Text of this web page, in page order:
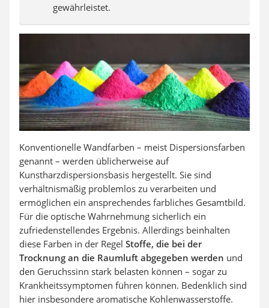
gewährleistet.
Konventionelle Wandfarben – meist Dispersionsfarben
genannt – werden üblicherweise auf
Kunstharzdispersionsbasis hergestellt. Sie sind
verhältnismäßig problemlos zu verarbeiten und
ermöglichen ein ansprechendes farbliches Gesamtbild.
Für die optische Wahrnehmung sicherlich ein
zufriedenstellendes Ergebnis. Allerdings beinhalten
diese Farben in der Regel Stoffe, die bei der
Trocknung an die Raumluft abgegeben werden und
den Geruchssinn stark belasten können – sogar zu
Krankheitssymptomen führen können. Bedenklich sind
hier insbesondere aromatische Kohlenwasserstoffe.